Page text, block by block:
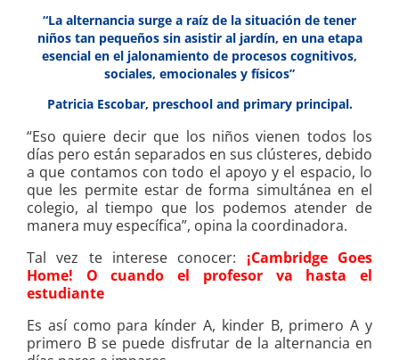
“La alternancia surge a raíz de la situación de tener
niños tan pequeños sin asistir al jardín, en una etapa
esencial en el jalonamiento de procesos cognitivos,
sociales, emocionales y físicos”
Patricia Escobar, preschool and primary principal.
“Eso quiere decir que los niños vienen todos los
días pero están separados en sus clústeres, debido
a que contamos con todo el apoyo y el espacio, lo
que les permite estar de forma simultánea en el
colegio, al tiempo que los podemos atender de
manera muy específica”, opina la coordinadora.
Tal vez te interese conocer: ¡Cambridge Goes
Home! O cuando el profesor va hasta el
estudiante
Es así como para kínder A, kinder B, primero A y
primero B se puede disfrutar de la alternancia en